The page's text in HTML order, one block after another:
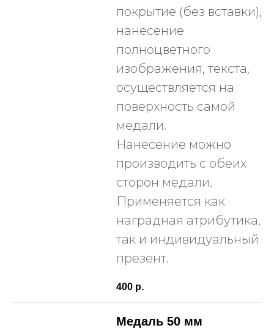
покрытие (без вставки),
нанесение
полноцветного
изображения, текста,
осуществляется на
поверхность самой
медали.
Нанесение можно
производить с обеих
сторон медали.
Применяется как
наградная атрибутика,
так и индивидуальный
презент.
400 р.
Медаль 50 мм